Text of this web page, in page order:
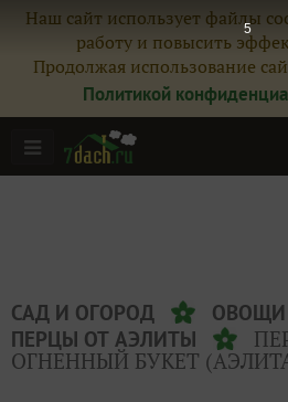
Наш сайт использует файлы
работу и повысить
Продолжая использование
Политикой
САД И ОГОРОД ОВОЩИ
ПЕРЦЫ ОТ АЭЛИТЫ
ОГНЕННЫЙ БУКЕТ
4